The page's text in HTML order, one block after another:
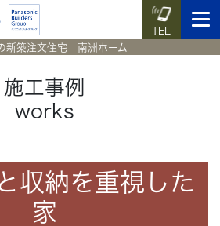
TEL
新築注文住宅 南洲ホーム
施工事例
works
収納を重視した
家